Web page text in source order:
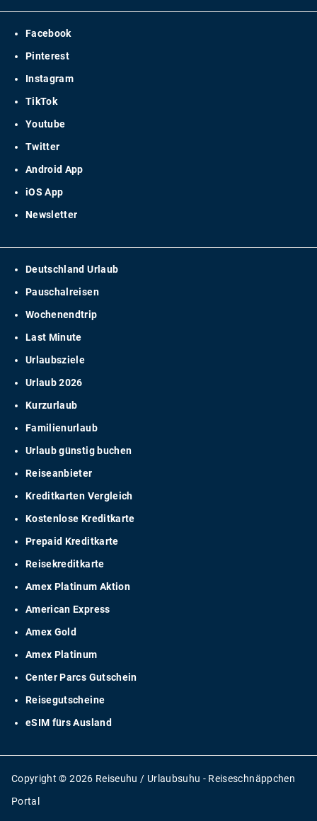
Facebook
Pinterest
Instagram
TikTok
Youtube
Twitter
Android App
iOS App
Newsletter
Deutschland Urlaub
Pauschalreisen
Wochenendtrip
Last Minute
Urlaubsziele
Urlaub 2026
Kurzurlaub
Familienurlaub
Urlaub günstig buchen
Reiseanbieter
Kreditkarten Vergleich
Kostenlose Kreditkarte
Prepaid Kreditkarte
Reisekreditkarte
Amex Platinum Aktion
American Express
Amex Gold
Amex Platinum
Center Parcs Gutschein
Reisegutscheine
eSIM fürs Ausland
Copyright © 2026 Reiseuhu / Urlaubsuhu - Reiseschnäppchen
Portal